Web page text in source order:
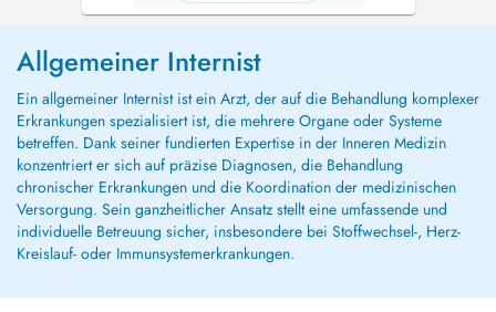
Allgemeiner Internist
Ein allgemeiner Internist ist ein Arzt, der auf die Behandlung komplexer
Erkrankungen spezialisiert ist, die mehrere Organe oder Systeme
betreffen. Dank seiner fundierten Expertise in der Inneren Medizin
konzentriert er sich auf präzise Diagnosen, die Behandlung
chronischer Erkrankungen und die Koordination der medizinischen
Versorgung. Sein ganzheitlicher Ansatz stellt eine umfassende und
individuelle Betreuung sicher, insbesondere bei Stoffwechsel-, Herz-
Kreislauf- oder Immunsystemerkrankungen.